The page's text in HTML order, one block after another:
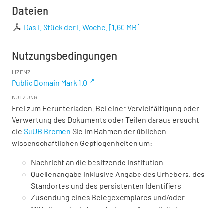
Dateien
Das I. Stück der I. Woche. [1,60 MB]
Nutzungsbedingungen
LIZENZ
Public Domain Mark 1.0
NUTZUNG
Frei zum Herunterladen. Bei einer Vervielfältigung oder
Verwertung des Dokuments oder Teilen daraus ersucht
die SuUB Bremen Sie im Rahmen der üblichen
wissenschaftlichen Gepflogenheiten um:
Nachricht an die besitzende Institution
Quellenangabe inklusive Angabe des Urhebers, des
Standortes und des persistenten Identifiers
Zusendung eines Belegexemplares und/oder